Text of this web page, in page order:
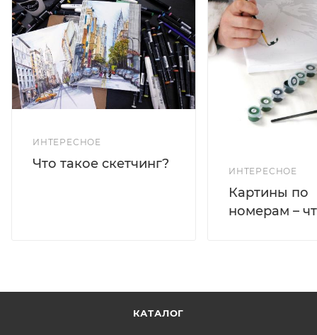
ИНТЕРЕСНОЕ
Что такое скетчинг?
ИНТЕРЕСНОЕ
Картины по
номерам –
КАТАЛОГ